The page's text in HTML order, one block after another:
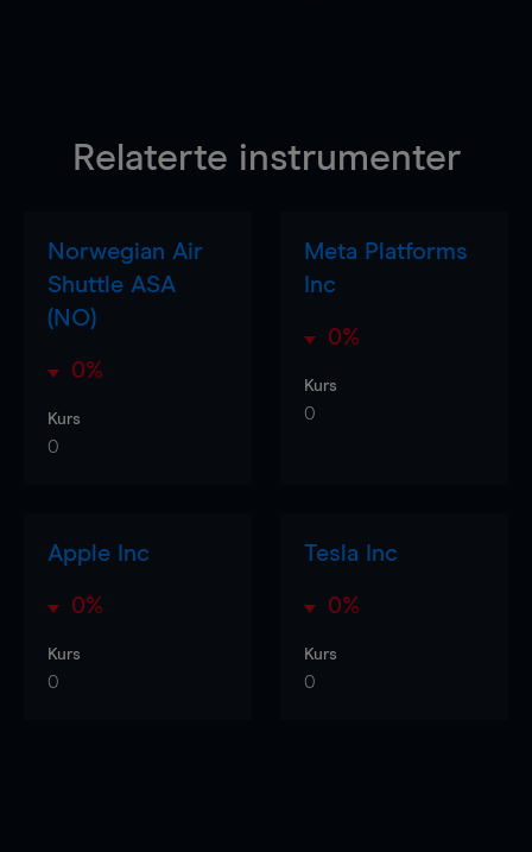
Relaterte instrumenter
Norwegian Air
Shuttle ASA
(NO)
0%
Kurs
0
Meta Platforms
Inc
0%
Kurs
0
Apple Inc
0%
Kurs
0
Tesla Inc
0%
Kurs
0